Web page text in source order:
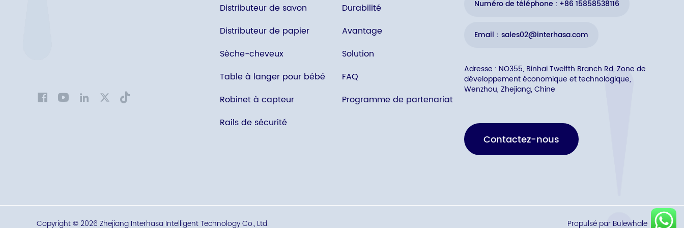
Distributeur de savon
Distributeur de papier
Sèche-cheveux
Table à langer pour bébé
Robinet à capteur
Rails de sécurité
Durabilité
Avantage
Solution
FAQ
Programme de partenariat
Numéro de téléphone : +86 15858538116
Email：sales02@interhasa.com
Adresse : NO355, Binhai Twelfth Branch Rd, Zone de
développement économique et technologique,
Wenzhou, Zhejiang, Chine
Contactez-nous
Copyright © 2026 Zhejiang Interhasa Intelligent Technology Co., Ltd. Propulsé par Bulewhale